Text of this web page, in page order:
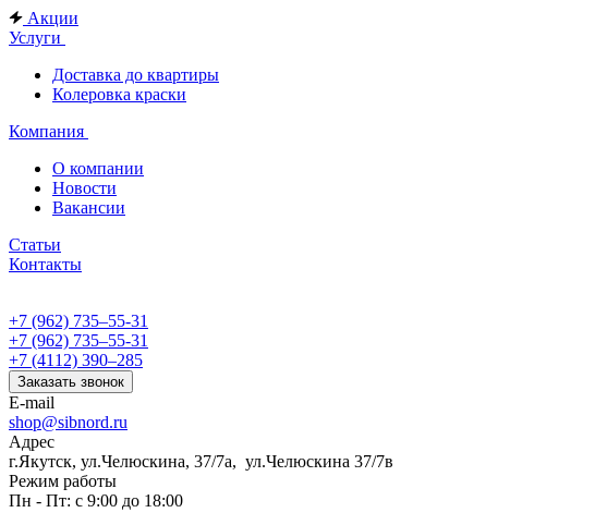
Акции
Услуги
Доставка до квартиры
Колеровка краски
Компания
О компании
Новости
Вакансии
Статьи
Контакты
+7 (962) 735‒55-31
+7 (962) 735‒55-31
+7 (4112) 390‒285
Заказать звонок
E-mail
shop@sibnord.ru
Адрес
​г.Якутск, ул.Челюскина, 37/7а, ул.Челюскина 37/7в
Режим работы
Пн - Пт: с 9:00 до 18:00